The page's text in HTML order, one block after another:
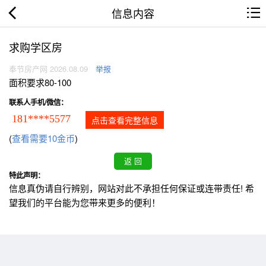
信息内容
求购学区房
奉节房产网 2026.08.09 举报
面积要求80-100
联系人手机/微信：
181****5577 点击查看完整信息
(查看需要10金币)
特此声明：
信息真伪请自行辨别，网站对此不承担任何保证或连带责任! 希
望我们的平台能为您带来更多的便利！